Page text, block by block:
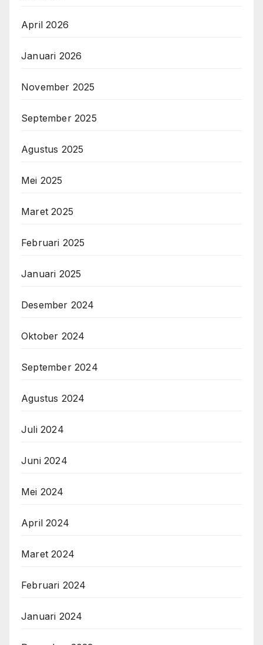
April 2026
Januari 2026
November 2025
September 2025
Agustus 2025
Mei 2025
Maret 2025
Februari 2025
Januari 2025
Desember 2024
Oktober 2024
September 2024
Agustus 2024
Juli 2024
Juni 2024
Mei 2024
April 2024
Maret 2024
Februari 2024
Januari 2024